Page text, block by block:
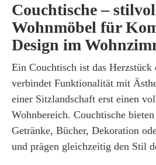
Couchtische –
Wohnmöbel für
Design im
Ein Couchtisch ist das Herzstück
verbindet Funktionalität mit
einer Sitzlandschaft erst einen
Wohnbereich. Couchtische
Getränke, Bücher, Dekoration
und prägen gleichzeitig den Stil